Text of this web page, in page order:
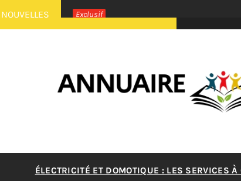
Exclusif
ÉLECTRICITÉ ET DOMOTIQUE : LES SERVICES À